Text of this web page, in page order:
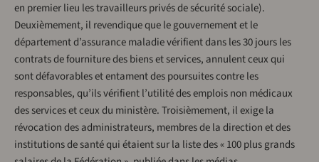
en premier lieu les travailleurs privés de sécurité sociale).
Deuxièmement, il revendique que le gouvernement et le
département d’assurance maladie vérifient dans les 30 jours les
contrats de fourniture des biens et services, annulent ceux qui
sont défavorables et entament des poursuites contre les
responsables, qu’ils vérifient l’utilité des emplois non médicaux
des services et ceux du ministère. Troisièmement, il exige la
révocation des administrateurs, membres de la direction et des
institutions de santé qui étaient sur la liste des « 100 plus grands